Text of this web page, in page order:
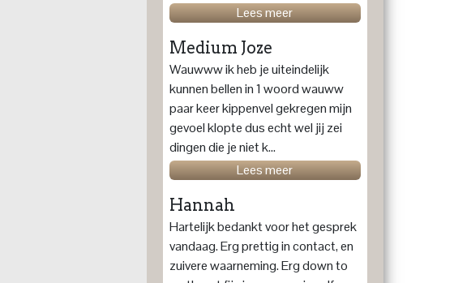
Lees meer
Medium Joze
Wauwww ik heb je uiteindelijk
kunnen bellen in 1 woord wauww
paar keer kippenvel gekregen mijn
gevoel klopte dus echt wel jij zei
dingen die je niet k...
Lees meer
Hannah
Hartelijk bedankt voor het gesprek
vandaag. Erg prettig in contact, en
zuivere waarneming. Erg down to